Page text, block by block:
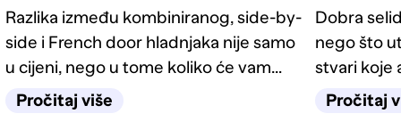
Razlika između kombiniranog, side-by-
side i French door hladnjaka nije samo
u cijeni, nego u tome koliko će vam
život u kuhinji biti jednostavan
Pročitaj više
Dobra
nego što
stvari koje
selidbe
Pročitaj